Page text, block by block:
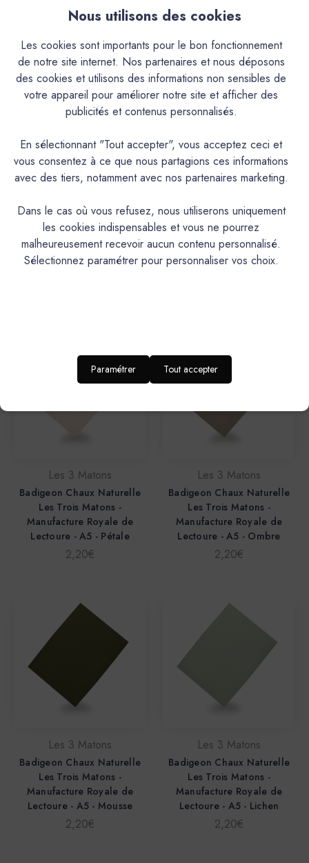
2,20€ 2,20€
Les 3 Matons
Badigeon Chaux Naturelle
Les Trois Matons -
Manufacture Royale de
Lectoure - A5 - Rosée
Les 3 Matons
Badigeon Chaux Naturelle
Les Trois Matons -
Manufacture Royale de
Lectoure - A5 - Poudre
Les 3 Matons
Badigeon Chaux Naturelle
Les Trois Matons -
Manufacture Royale de
Lectoure - A5 - Pétale
2,20€
Les 3 Matons
Badigeon Chaux Naturelle
Les Trois Matons -
Manufacture Royale de
Lectoure - A5 - Ombre
2,20€
Les 3 Matons
Badigeon Chaux Naturelle
Les Trois Matons -
Manufacture Royale de
Lectoure - A5 - Mousse
2,20€
Les 3 Matons
Badigeon Chaux Naturelle
Les Trois Matons -
Manufacture Royale de
Lectoure - A5 - Lichen
2,20€
Nous utilisons des cookies
Les cookies sont importants pour le bon fonctionnement
de notre site internet. Nos partenaires et nous déposons
des cookies et utilisons des informations non sensibles de
votre appareil pour améliorer notre site et afficher des
publicités et contenus personnalisés.
En sélectionnant "Tout accepter", vous acceptez ceci et
vous consentez à ce que nous partagions ces informations
avec des tiers, notamment avec nos partenaires marketing.
Dans le cas où vous refusez, nous utiliserons uniquement
les cookies indispensables et vous ne pourrez
malheureusement recevoir aucun contenu personnalisé.
Sélectionnez paramétrer pour personnaliser vos choix.
Paramétrer Tout accepter